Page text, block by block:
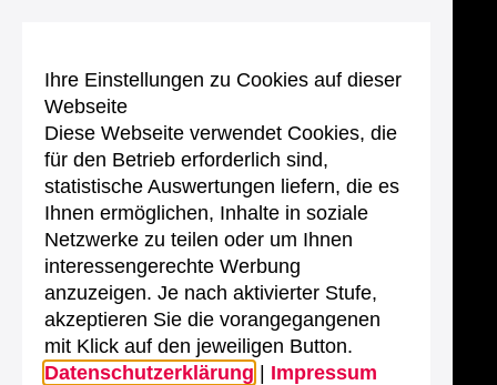
Ihre Einstellungen zu Cookies auf dieser
Webseite
Diese Webseite verwendet Cookies, die
für den Betrieb erforderlich sind,
statistische Auswertungen liefern, die es
Ihnen ermöglichen, Inhalte in soziale
Netzwerke zu teilen oder um Ihnen
interessengerechte Werbung
anzuzeigen. Je nach aktivierter Stufe,
akzeptieren Sie die vorangegangenen
mit Klick auf den jeweiligen Button.
Datenschutzerklärung
Impressum